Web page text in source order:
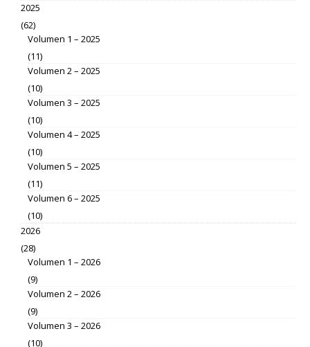
2025
(62)
Volumen 1 – 2025
(11)
Volumen 2 – 2025
(10)
Volumen 3 – 2025
(10)
Volumen 4 – 2025
(10)
Volumen 5 – 2025
(11)
Volumen 6 – 2025
(10)
2026
(28)
Volumen 1 – 2026
(9)
Volumen 2 – 2026
(9)
Volumen 3 – 2026
(10)